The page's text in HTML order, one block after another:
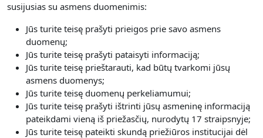
susijusias su asmens duomenimis:
Jūs turite teisę prašyti prieigos prie savo asmens
duomenų;
Jūs turite teisę prašyti pataisyti informaciją;
Jūs turite teisę prieštarauti, kad būtų tvarkomi jūsų
asmens duomenys;
Jūs turite teisę duomenų perkeliamumui;
Jūs turite teisę prašyti ištrinti jūsų asmeninę informaciją
pateikdami vieną iš priežasčių, nurodytų 17 straipsnyje;
Jūs turite teisę pateikti skundą priežiūros institucijai dėl